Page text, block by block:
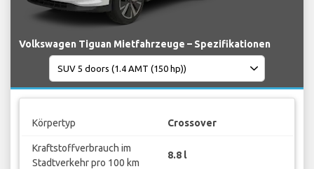
Volkswagen Tiguan Mietfahrzeuge – Spezifikationen
Körpertyp Crossover
Kraftstoffverbrauch im
Stadtverkehr pro 100 km
8.8 l